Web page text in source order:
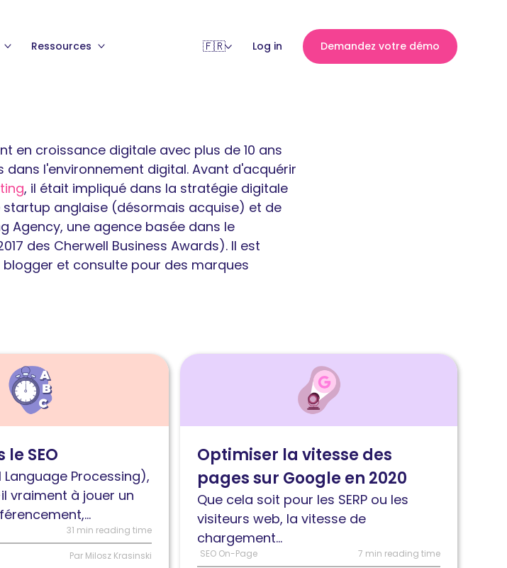
Ressources Log in Demandez votre démo
en croissance digitale avec plus de 10 ans
dans l'environnement digital. Avant d'acquérir
, il était impliqué dans la stratégie digitale
startup anglaise (désormais acquise) et de
Agency, une agence basée dans le
des Cherwell Business Awards). Il est
et consulte pour des marques
le SEO
Language Processing),
vraiment à jouer un
31 min reading time
Par Milosz Krasinski
Lire
vitesse
des
pages
sur
Google
Optimiser la vitesse des
pages sur Google en 2020
Que cela soit pour les SERP ou les
visiteurs web, la vitesse de
chargement...
SEO On-Page 7 min reading time